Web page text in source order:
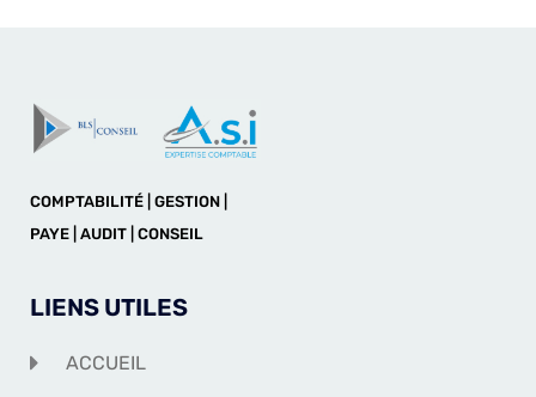
COMPTABILITÉ | GESTION |
PAYE | AUDIT | CONSEIL
LIENS UTILES
ACCUEIL